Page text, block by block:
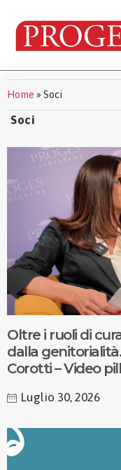
Home » Soci
Soci
Oltre i ruoli di
dalla
Corotti – Video
Luglio 30, 2026